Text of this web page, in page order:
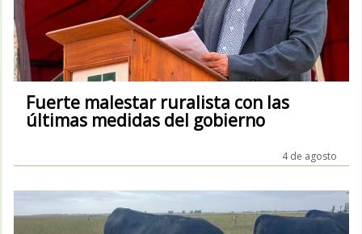
Fuerte malestar ruralista con las
últimas medidas del gobierno
4 de agosto